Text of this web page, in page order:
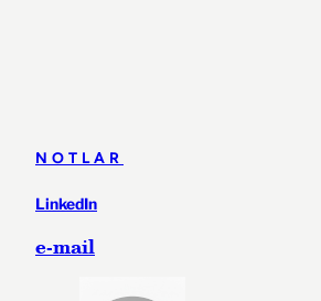
NOTLAR
LinkedIn
e-mail